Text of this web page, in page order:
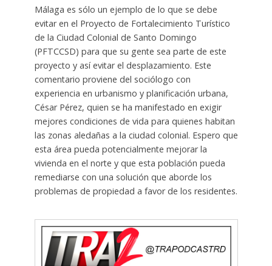
Málaga es sólo un ejemplo de lo que se debe
evitar en el Proyecto de Fortalecimiento Turístico
de la Ciudad Colonial de Santo Domingo
(PFTCCSD) para que su gente sea parte de este
proyecto y así evitar el desplazamiento. Este
comentario proviene del sociólogo con
experiencia en urbanismo y planificación urbana,
César Pérez, quien se ha manifestado en exigir
mejores condiciones de vida para quienes habitan
las zonas aledañas a la ciudad colonial. Espero que
esta área pueda potencialmente mejorar la
vivienda en el norte y que esta población pueda
remediarse con una solución que aborde los
problemas de propiedad a favor de los residentes.